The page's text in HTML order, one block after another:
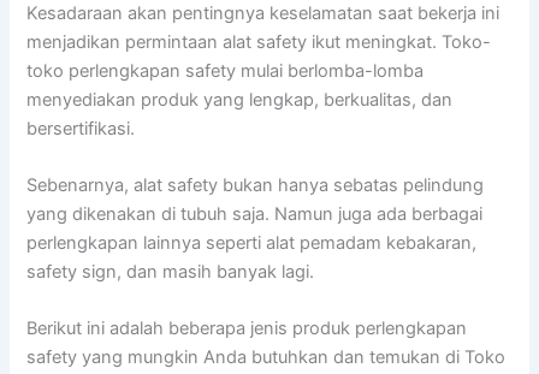
Kesadaraan akan pentingnya keselamatan saat bekerja ini
menjadikan permintaan alat safety ikut meningkat. Toko-
toko perlengkapan safety mulai berlomba-lomba
menyediakan produk yang lengkap, berkualitas, dan
bersertifikasi.
Sebenarnya, alat safety bukan hanya sebatas pelindung
yang dikenakan di tubuh saja. Namun juga ada berbagai
perlengkapan lainnya seperti alat pemadam kebakaran,
safety sign, dan masih banyak lagi.
Berikut ini adalah beberapa jenis produk perlengkapan
safety yang mungkin Anda butuhkan dan temukan di Toko